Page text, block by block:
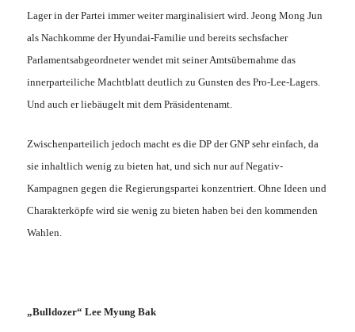
Lager in der Partei immer weiter marginalisiert wird. Jeong Mong Jun
als Nachkomme der Hyundai-Familie und bereits sechsfacher
Parlamentsabgeordneter wendet mit seiner Amtsübernahme das
innerparteiliche Machtblatt deutlich zu Gunsten des Pro-Lee-Lagers.
Und auch er liebäugelt mit dem Präsidentenamt.
Zwischenparteilich jedoch macht es die DP der GNP sehr einfach, da
sie inhaltlich wenig zu bieten hat, und sich nur auf Negativ-
Kampagnen gegen die Regierungspartei konzentriert. Ohne Ideen und
Charakterköpfe wird sie wenig zu bieten haben bei den kommenden
Wahlen.
„Bulldozer“ Lee Myung Bak